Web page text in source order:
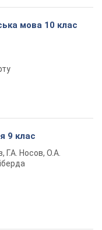
мова 10 клас
9 клас
Г.А. Носов, О.А.